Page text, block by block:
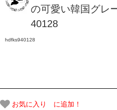
の可愛い韓国グレ
40128
hdfks940128
お気に入り に追加！